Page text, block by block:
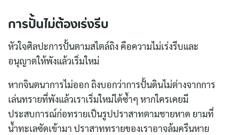
การปั้นไม่ต้องเร่งรีบ
หัวใจศิลปะการปั้นตามสไตล์ถิง คือความไม่เร่งรีบและ
อนุญาตให้พังแล้วเริ่มใหม่
หากจินตนาการไม่ออก ถิงบอกว่าการปั้นดินไม่ต่างจากการ
เล่นทรายที่พังแล้วเราเริ่มใหม่ได้ซ้ำๆ หากใครเคยมี
ประสบการณ์ก่อทรายเป็นรูปปราสาทตามชายหาด ยามที่
น้ำทะเลซัดเข้ามา ปราสาททรายของเราอาจล้มครืนหาย